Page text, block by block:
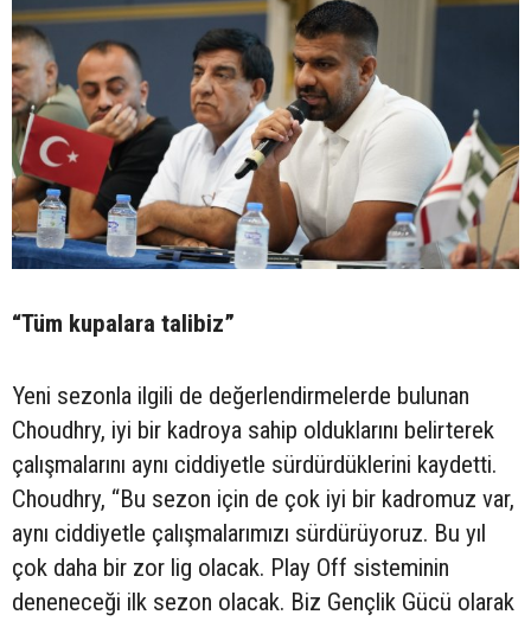
“Tüm kupalara talibiz”
Yeni sezonla ilgili de değerlendirmelerde bulunan
Choudhry, iyi bir kadroya sahip olduklarını belirterek
çalışmalarını aynı ciddiyetle sürdürdüklerini kaydetti.
Choudhry, “Bu sezon için de çok iyi bir kadromuz var,
aynı ciddiyetle çalışmalarımızı sürdürüyoruz. Bu yıl
çok daha bir zor lig olacak. Play Off sisteminin
deneneceği ilk sezon olacak. Biz Gençlik Gücü olarak